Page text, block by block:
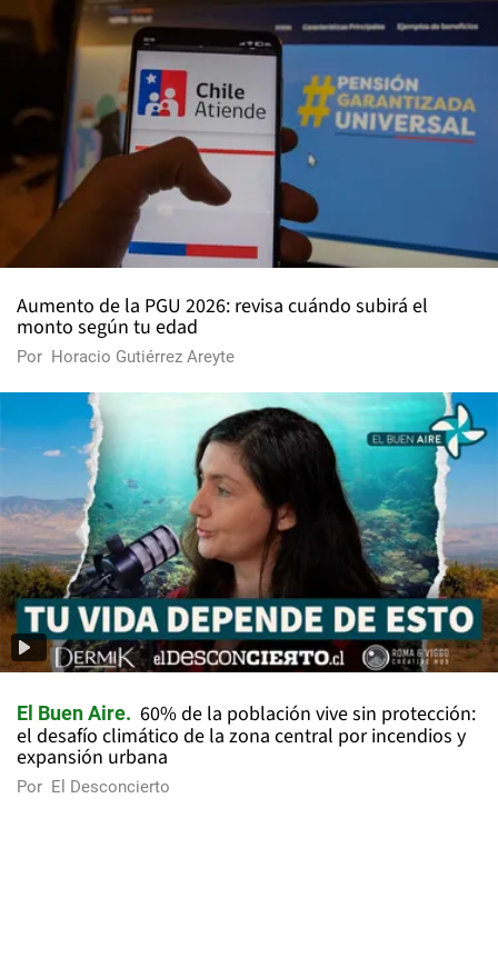
Aumento de la PGU 2026: revisa cuándo subirá el
monto según tu edad
Por Horacio Gutiérrez Areyte
El Buen Aire
60% de la población vive sin protección:
el desafío climático de la zona central por incendios y
expansión urbana
Por El Desconcierto